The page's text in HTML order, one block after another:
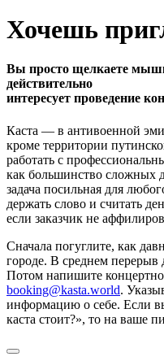
Хочешь
Вы просто щелкаете
действительно
интересует проведение
Каста — в антивоенной
кроме территории
работать с
как большинство сложных
задача посильная для
держать слово и считать
если заказчик не
Сначала погуглите, как
городе. В среднем перерыв
Потом напишите
booking@kasta.world.
информацию о себе. Если
каста стоит?», то на ваше